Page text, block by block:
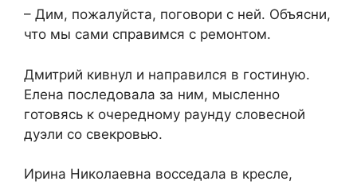
– Дим, пожалуйста, поговори с ней. Объясни,
что мы сами справимся с ремонтом.
Дмитрий кивнул и направился в гостиную.
Елена последовала за ним, мысленно
готовясь к очередному раунду словесной
дуэли со свекровью.
Ирина Николаевна восседала в кресле,